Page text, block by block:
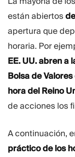
están abiertos
apertura que
horaria. Por
EE. UU. abren a
Bolsa de
hora del Reino
de acciones los
A continuación,
práctico de los
MÓDULOS
Guía de
Glosario
Tutoriales en
Plan de negocio